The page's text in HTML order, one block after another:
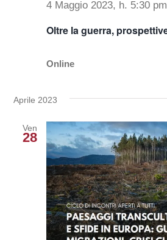
Oltre la guerra,
4 Maggio 2023, h. 5:30 pm
Online
Aprile 2023
Ven
28